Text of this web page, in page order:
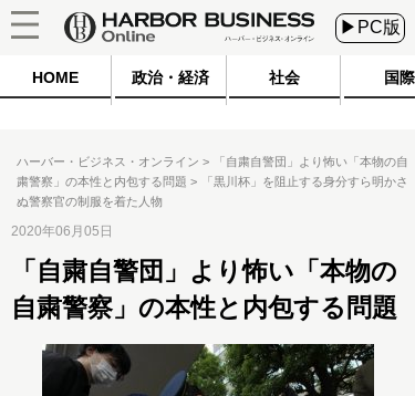
▶PC版
HOME 政治・経済 社会 国際
ハーバー・ビジネス・オンライン
「自粛自警団」より怖い「本物の自
粛警察」の本性と内包する問題
「黒川杯」を阻止する身分すら明かさ
ぬ警察官の制服を着た人物
2020年06月05日
「自粛自警団」より怖い「本物の
自粛警察」の本性と内包する問題